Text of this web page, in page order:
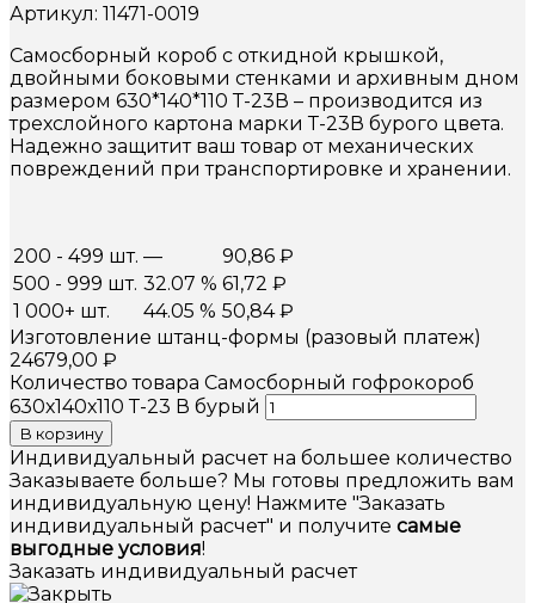
Артикул: 11471-0019
Самосборный короб с откидной крышкой,
двойными боковыми стенками и архивным дном
размером 630*140*110 Т-23В – производится из
трехслойного картона марки Т-23В бурого цвета.
Надежно защитит ваш товар от механических
повреждений при транспортировке и хранении.
200 - 499 шт. — 90,86 ₽
500 - 999 шт. 32.07 % 61,72 ₽
1 000+ шт.
44.05 % 50,84₽
Изготовление штанц-формы (разовый платеж)
24679,00 ₽
Количество товара Самосборный гофрокороб
630х140х110 Т-23 В бурый
В корзину
Индивидуальный расчет на большее количество
Заказываете больше? Мы готовы предложить вам
индивидуальную цену! Нажмите "Заказать
индивидуальный расчет" и получите самые
выгодные условия!
Заказать индивидуальный расчет